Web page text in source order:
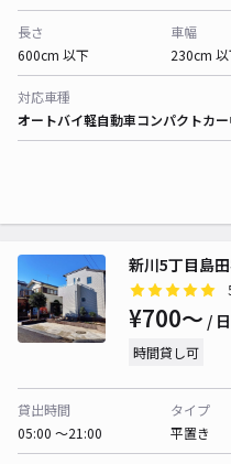
長さ
600cm 以下
車幅
230cm
対応車種
オートバイ軽自動車コンパクトカー
新川5丁目島
¥700〜 / 日
時間貸し可
貸出時間
05:00 〜21:00
タイプ
平置き